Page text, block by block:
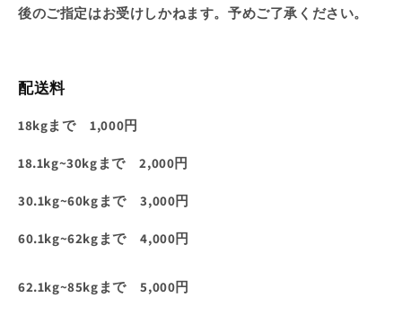
後のご指定はお受けしかねます。予めご了承ください。
配送料
18kgまで 1,000円
18.1kg~30kgまで 2,000円
30.1kg~60kgまで 3,000円
60.1kg~62kgまで 4,000円
62.1kg~85kgまで 5,000円